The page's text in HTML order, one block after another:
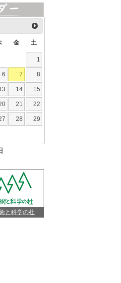
金 土
1
6 7 8
14 15
21 22
28 29
と科学の杜